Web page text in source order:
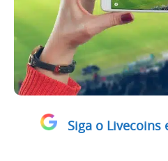
Siga o